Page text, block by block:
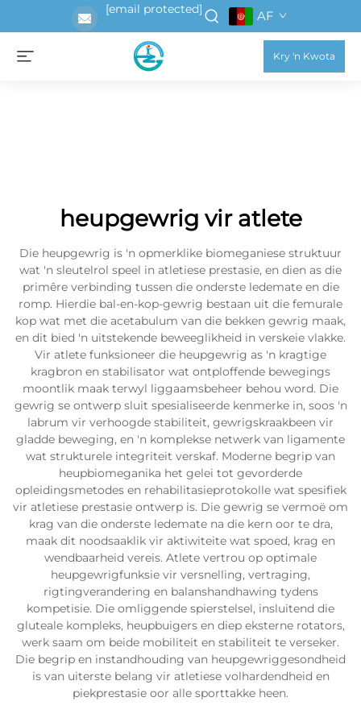
[email protected] AF
Kry 'n Kwota
heupgewrig vir atlete
Die heupgewrig is 'n opmerklike biomeganiese struktuur
wat 'n sleutelrol speel in atletiese prestasie, en dien as die
primêre verbinding tussen die onderste ledemate en die
romp. Hierdie bal-en-kop-gewrig bestaan uit die femurale
kop wat met die acetabulum van die bekken gewrig maak,
en dit bied 'n uitstekende beweeglikheid in verskeie vlakke.
Vir atlete funksioneer die heupgewrig as 'n kragtige
kragbron en stabilisator wat ontploffende bewegings
moontlik maak terwyl liggaamsbeheer behou word. Die
gewrig se ontwerp sluit spesialiseerde kenmerke in, soos 'n
labrum vir verhoogde stabiliteit, gewrigskraakbeen vir
gladde beweging, en 'n komplekse netwerk van ligamente
wat strukturele integriteit verskaf. Moderne begrip van
heupbiomeganika het gelei tot gevorderde
opleidingsmetodes en rehabilitasieprotokolle wat spesifiek
vir atletiese prestasie ontwerp is. Die gewrig se vermoë om
krag van die onderste ledemate na die kern oor te dra,
maak dit noodsaaklik vir aktiwiteite wat spoed, krag en
wendbaarheid vereis. Atlete vertrou op optimale
heupgewrigfunksie vir versnelling, vertraging,
rigtingverandering en balanshandhawing tydens
kompetisie. Die omliggende spierstelsel, insluitend die
gluteale kompleks, heupbuigers en diep eksterne rotators,
werk saam om beide mobiliteit en stabiliteit te verseker.
Die begrip en instandhouding van heupgewriggesondheid
is van uiterste belang vir atletiese volhardendheid en
piekprestasie oor alle sporttakke heen.